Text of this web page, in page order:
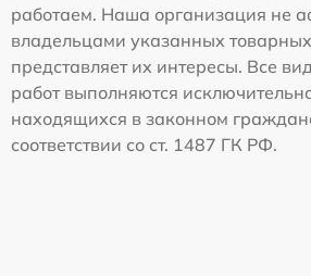
работаем. Наша организация не
владельцами указанных
представляет их интересы. Все
работ выполняются
находящихся в законном
соответствии со ст. 1487 ГК РФ.